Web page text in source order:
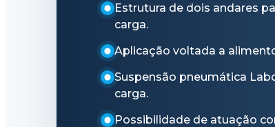
Estrutura de dois andares
carga.
Aplicação voltada a
Suspensão pneumática
carga.
Possibilidade de atuação